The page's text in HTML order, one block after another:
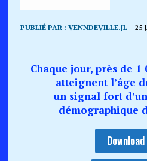
PUBLIÉ PAR : VENNDEVILLE.JL 25
—–——–——–
Chaque jour, près de
atteignent l’âge
un signal fort
démographique